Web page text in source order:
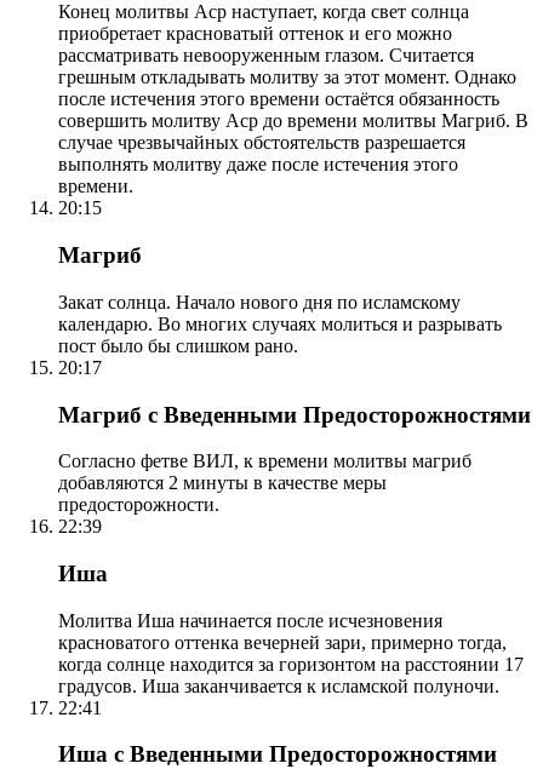
Конец молитвы Аср наступает, когда свет солнца
приобретает красноватый оттенок и его можно
рассматривать невооруженным глазом. Считается
грешным откладывать молитву за этот момент. Однако
после истечения этого времени остаётся обязанность
совершить молитву Аср до времени молитвы Магриб. В
случае чрезвычайных обстоятельств разрешается
выполнять молитву даже после истечения этого
времени.
20:15
Магриб
Закат солнца. Начало нового дня по исламскому
календарю. Во многих случаях молиться и разрывать
пост было бы слишком рано.
20:17
Магриб с Введенными Предосторожностями
Согласно фетве ВИЛ, к времени молитвы магриб
добавляются 2 минуты в качестве меры
предосторожности.
22:39
Иша
Молитва Иша начинается после исчезновения
красноватого оттенка вечерней зари, примерно тогда,
когда солнце находится за горизонтом на расстоянии 17
градусов. Иша заканчивается к исламской полуночи.
22:41
Иша с Введенными Предосторожностями